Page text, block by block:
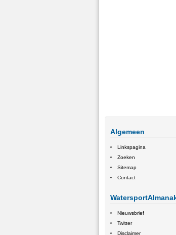
Algemeen
Linkspagina
Zoeken
Sitemap
Contact
Nieuwsbrief
Twitter
Disclaimer